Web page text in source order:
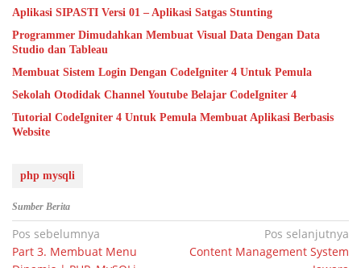
Aplikasi SIPASTI Versi 01 – Aplikasi Satgas Stunting
Programmer Dimudahkan Membuat Visual Data Dengan Data
Studio dan Tableau
Membuat Sistem Login Dengan CodeIgniter 4 Untuk Pemula
Sekolah Otodidak Channel Youtube Belajar CodeIgniter 4
Tutorial CodeIgniter 4 Untuk Pemula Membuat Aplikasi Berbasis
Website
php mysqli
Sumber Berita
Navigasi
pos
Pos sebelumnya
Part 3. Membuat Menu
Pos selanjutnya
Content Management System